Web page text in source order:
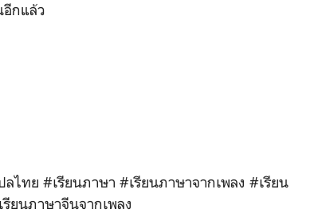
อีกแล้ว
ทย #เรียนภาษา #เรียนภาษาจากเพลง #เรียน
ยนภาษาจีนจากเพลง